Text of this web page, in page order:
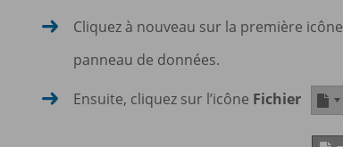
Cliquez à nouveau sur la première icône
panneau de données.
Ensuite, cliquez sur l’icône Fichier